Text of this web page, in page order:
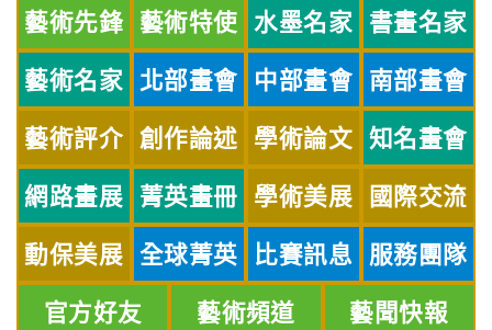
藝術先鋒 藝術特使 水墨名家 書畫名家
藝術名家 北部畫會 中部畫會 南部畫會
藝術評介 創作論述 學術論文 知名畫會
網路畫展 菁英畫冊 學術美展 國際交流
動保美展 全球菁英 比賽訊息 服務團隊
官方好友 藝術頻道 藝聞快報